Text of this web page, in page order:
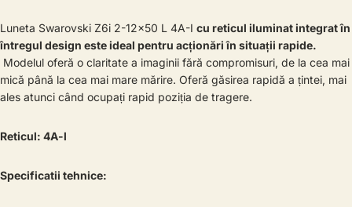
Luneta Swarovski Z6i 2-12x50 L 4A-I cu reticul iluminat integrat în
întregul design este ideal pentru acționări în situații rapide.
Modelul oferă o claritate a imaginii fără compromisuri, de la cea mai
mică până la cea mai mare mărire. Oferă găsirea rapidă a țintei, mai
ales atunci când ocupați rapid poziția de tragere.
Reticul: 4A-l
Specificatii tehnice: